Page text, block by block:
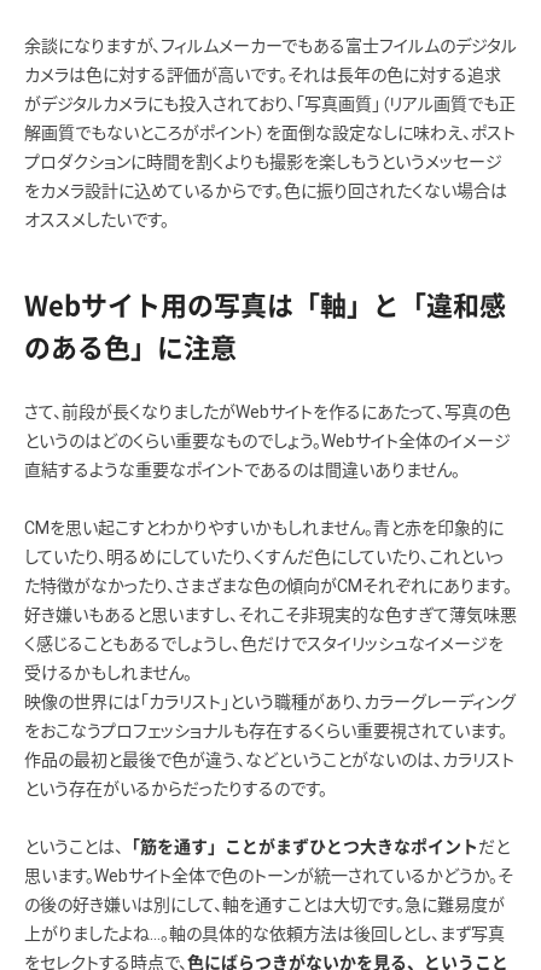
余談になりますが、フィルムメーカーでもある富士フイルムのデジタル
カメラは色に対する評価が高いです。それは長年の色に対する追求
がデジタルカメラにも投入されており、「写真画質」（リアル画質でも正
解画質でもないところがポイント）を面倒な設定なしに味わえ、ポスト
プロダクションに時間を割くよりも撮影を楽しもうというメッセージ
をカメラ設計に込めているからです。色に振り回されたくない場合は
オススメしたいです。
Webサイト用の写真は「軸」と「違和感
のある色」に注意
さて、前段が長くなりましたがWebサイトを作るにあたって、写真の色
というのはどのくらい重要なものでしょう。Webサイト全体のイメージ
直結するような重要なポイントであるのは間違いありません。
CMを思い起こすとわかりやすいかもしれません。青と赤を印象的に
していたり、明るめにしていたり、くすんだ色にしていたり、これといっ
た特徴がなかったり、さまざまな色の傾向がCMそれぞれにあります。
好き嫌いもあると思いますし、それこそ非現実的な色すぎて薄気味悪
く感じることもあるでしょうし、色だけでスタイリッシュなイメージを
受けるかもしれません。
映像の世界には「カラリスト」という職種があり、カラーグレーディング
をおこなうプロフェッショナルも存在するくらい重要視されています。
作品の最初と最後で色が違う、などということがないのは、カラリスト
という存在がいるからだったりするのです。
ということは、 「筋を通す」ことがまずひとつ大きなポイント だと
思います。Webサイト全体で色のトーンが統一されているかどうか。そ
の後の好き嫌いは別にして、軸を通すことは大切です。急に難易度が
上がりましたよね…。軸の具体的な依頼方法は後回しとし、まず写真
をセレクトする時点で、 色にばらつきがないかを見る、ということ